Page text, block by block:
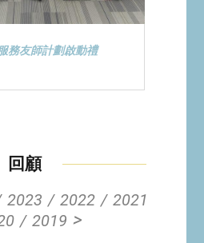
務友師計劃啟動禮
回顧
2023 2022
2021
2019 >